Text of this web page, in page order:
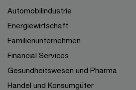
Automobilindustrie
Energiewirtschaft
Familienunternehmen
Financial Services
Gesundheitswesen und Pharma
Handel und Konsumgüter